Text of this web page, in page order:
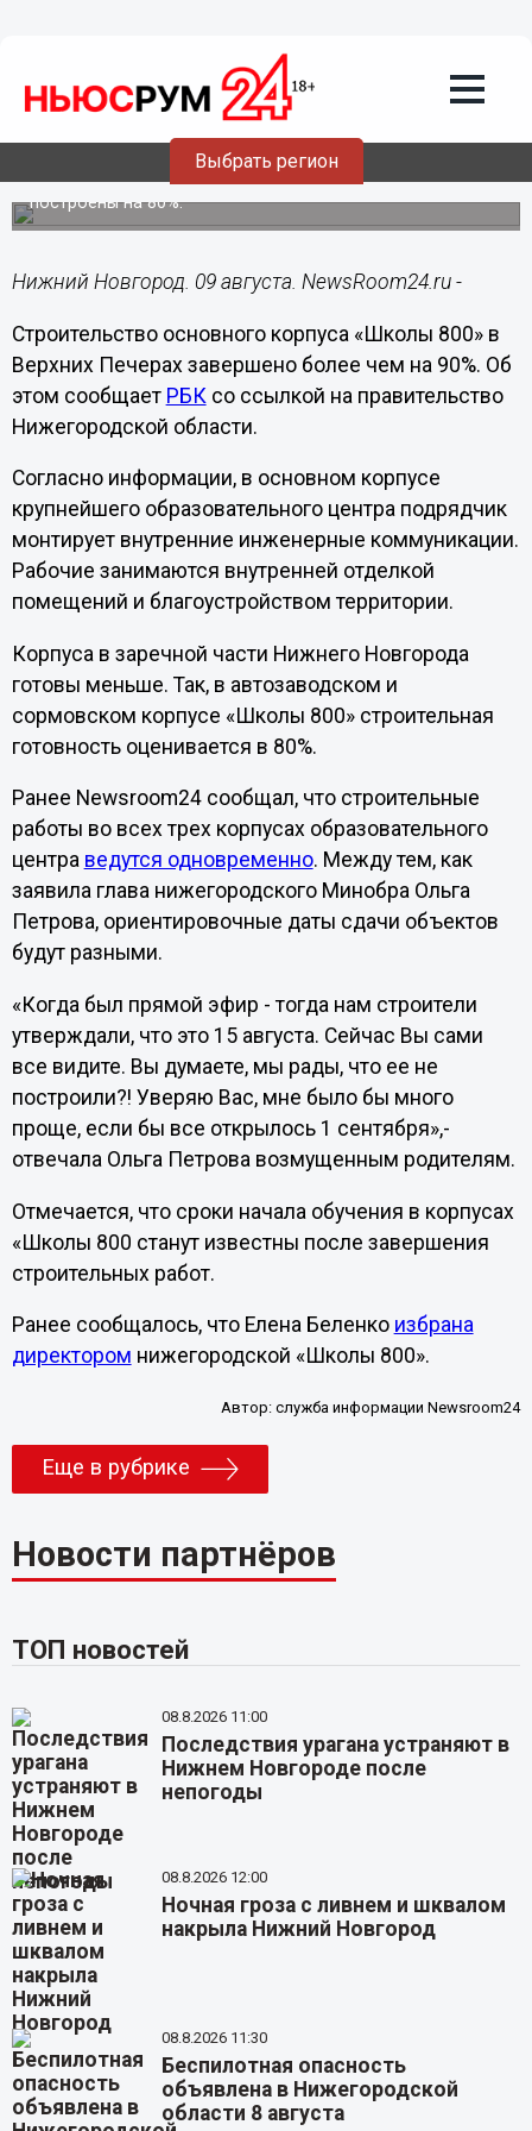
Выбрать регион
09.08.202110:33
Строительство основного корпуса
«Школы 800» выполнено на 90%
Корпуса в заречной части Нижнего Новгорода
построены на 80%.
Нижний Новгород. 09 августа. NewsRoom24.ru -
Строительство основного корпуса «Школы 800» в
Верхних Печерах завершено более чем на 90%. Об
этом сообщает РБК со ссылкой на правительство
Нижегородской области.
Согласно информации, в основном корпусе
крупнейшего образовательного центра подрядчик
монтирует внутренние инженерные коммуникации.
Рабочие занимаются внутренней отделкой
помещений и благоустройством территории.
Корпуса в заречной части Нижнего Новгорода
готовы меньше. Так, в автозаводском и
сормовском корпусе «Школы 800» строительная
готовность оценивается в 80%.
Ранее Newsroom24 сообщал, что строительные
работы во всех трех корпусах образовательного
центра ведутся одновременно. Между тем, как
заявила глава нижегородского Минобра Ольга
Петрова, ориентировочные даты сдачи объектов
будут разными.
«Когда был прямой эфир - тогда нам строители
утверждали, что это 15 августа. Сейчас Вы сами
все видите. Вы думаете, мы рады, что ее не
построили?! Уверяю Вас, мне было бы много
проще, если бы все открылось 1 сентября»,-
отвечала Ольга Петрова возмущенным родителям.
Отмечается, что сроки начала обучения в корпусах
«Школы 800 станут известны после завершения
строительных работ.
Ранее сообщалось, что Елена Беленко избрана
директором нижегородской «Школы 800».
Автор:служба информации Newsroom24
Еще в рубрике
Новости партнёров
ТОП новостей
08.8.2026 11:00
Последствия урагана устраняют в
Нижнем Новгороде после
непогоды
08.8.2026 12:00
Ночная гроза с ливнем и шквалом
накрыла Нижний Новгород
08.8.2026 11:30
Беспилотная опасность
объявлена в Нижегородской
области 8 августа